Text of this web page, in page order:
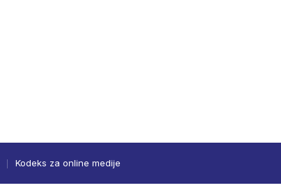
Kodeks za online medije